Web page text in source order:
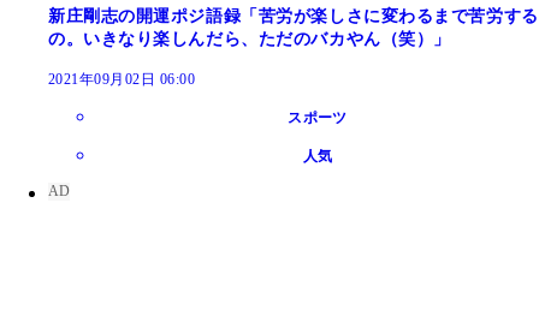
新庄剛志の開運ポジ語録「苦労が楽しさに変わるまで苦労する
の。いきなり楽しんだら、ただのバカやん（笑）」
2021年09月02日 06:00
スポーツ
人気